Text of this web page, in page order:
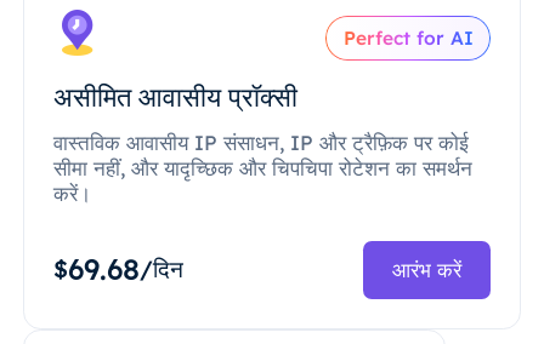
Perfect for AI
असीमित आवासीय प्रॉक्सी
वास्तविक आवासीय IP संसाधन, IP और ट्रैफ़िक पर कोई
सीमा नहीं, और यादृच्छिक और चिपचिपा रोटेशन का समर्थन
करें।
$69.68/दिन आरंभ करें